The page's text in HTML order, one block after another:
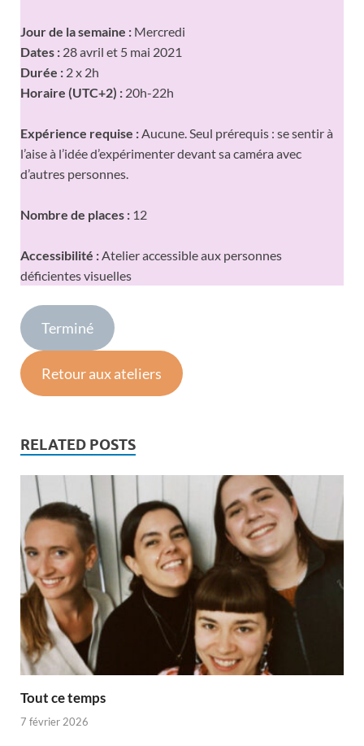
Jour de la semaine : Mercredi
Dates : 28 avril et 5 mai 2021
Durée : 2 x 2h
Horaire (UTC+2) : 20h-22h
Expérience requise :Aucune. Seul prérequis : se sentir à
l’aise à l’idée d’expérimenter devant sa caméra avec
d’autres personnes.
Nombre de places : 12
Accessibilité :Atelier accessible aux personnes
déficientes visuelles
Terminé
Retour aux ateliers
RELATED POSTS
Tout ce temps
7 février 2026